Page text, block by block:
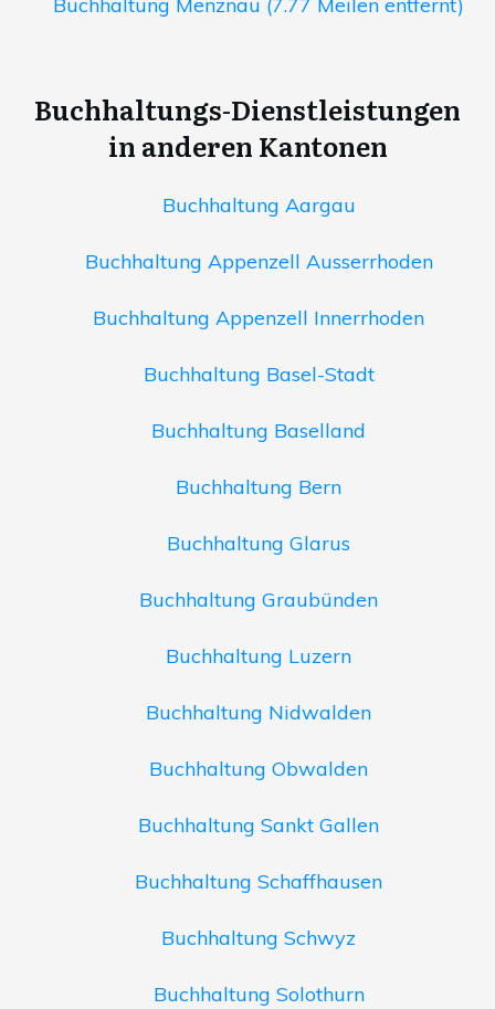
Buchhaltung Menznau (7.77 Meilen entfernt)
Buchhaltungs-Dienstleistungen
in anderen Kantonen
Buchhaltung Aargau
Buchhaltung Appenzell Ausserrhoden
Buchhaltung Appenzell Innerrhoden
Buchhaltung Basel-Stadt
Buchhaltung Baselland
Buchhaltung Bern
Buchhaltung Glarus
Buchhaltung Graubünden
Buchhaltung Luzern
Buchhaltung Nidwalden
Buchhaltung Obwalden
Buchhaltung Sankt Gallen
Buchhaltung Schaffhausen
Buchhaltung Schwyz
Buchhaltung Solothurn